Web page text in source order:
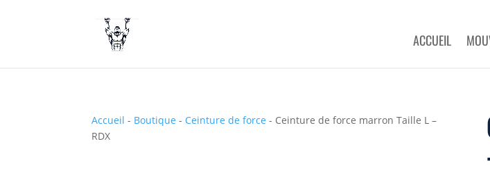
ACCUEIL
Accueil - Boutique - Ceinture de force - Ceinture de force marron Taille L –
RDX